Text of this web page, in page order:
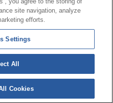
|Zona Privada Comisión de
|Zona Privada Proveedor
Mapa del sitio | Aviso legal
de Datos
site navigation, analyze
efforts.
Settings
All
Cookies